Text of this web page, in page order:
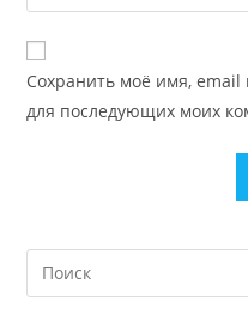
Сохранить моё имя, email
для последующих моих